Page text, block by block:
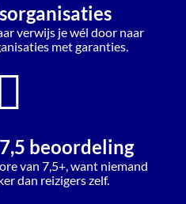
verwijs je wél door naar
met garanties.
beoordeling
van 7,5+, want niemand
dan reizigers zelf.